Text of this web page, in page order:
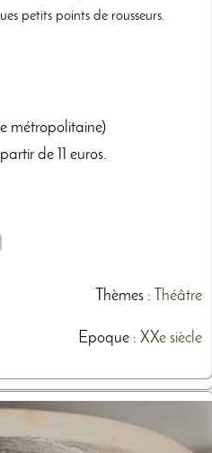
petits points de rousseurs.
métropolitaine)
de 11 euros.
Thèmes: Théâtre
Epoque : XXe siècle